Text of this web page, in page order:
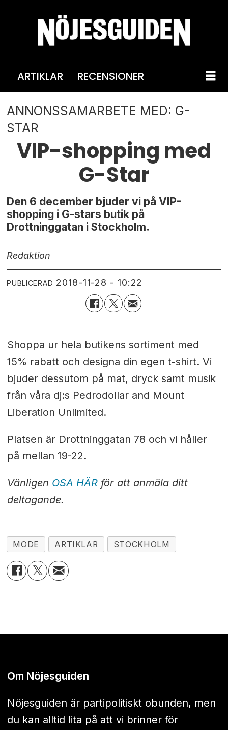
ARTIKLAR RECENSIONER
ANNONSSAMARBETE MED: G-
STAR
VIP-shopping med
G-Star
Den 6 december bjuder vi på VIP-
shopping i G-stars butik på
Drottninggatan i Stockholm.
Redaktion
PUBLICERAD 2018-11-28 - 10:22
Shoppa ur hela butikens sortiment med
15% rabatt och designa din egen t-shirt. Vi
bjuder dessutom på mat, dryck samt musik
från våra dj:s Pedrodollar and Mount
Liberation Unlimited.
Platsen är Drottninggatan 78 och vi håller
på mellan 19-22.
Vänligen OSA HÄRför att anmäla ditt
deltagande.
MODE ARTIKLAR STOCKHOLM
Om Nöjesguiden
Nöjesguiden är partipolitiskt obunden, men
du kan alltid lita på att vi brinner för